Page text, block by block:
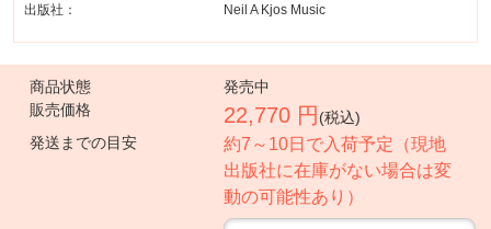
出版社：
Neil A Kjos Music
商品状態
発売中
販売価格
22,770 円 (税込)
発送までの目安
約7～10日で入荷予定（現地
出版社に在庫がない場合は変
動の可能性あり）